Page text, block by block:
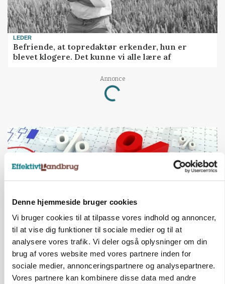
Denne hjemmeside bruger cookies
Vi bruger cookies til at tilpasse vores indhold og annoncer,
til at vise dig funktioner til sociale medier og til at
analysere vores trafik. Vi deler også oplysninger om din
brug af vores website med vores partnere inden for
sociale medier, annonceringspartnere og analysepartnere.
Vores partnere kan kombinere disse data med andre
LEDER
Befriende, at topredaktør erkender, hun er
blevet klogere. Det kunne vi alle lære af
Annonce
Loading...
Olieprisfald og fredshåb sender F5-renten ned
på 3 procent